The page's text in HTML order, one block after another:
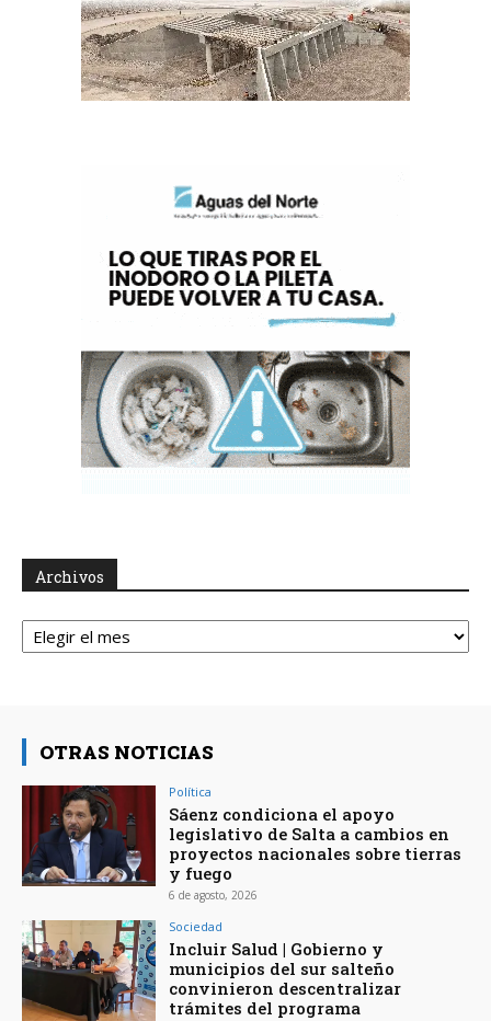
Archivos
Archivos
OTRAS NOTICIAS
Política
Sáenz condiciona el apoyo
legislativo de Salta a cambios en
proyectos nacionales sobre tierras
y fuego
6 de agosto, 2026
Sociedad
Incluir Salud | Gobierno y
municipios del sur salteño
convinieron descentralizar
trámites del programa